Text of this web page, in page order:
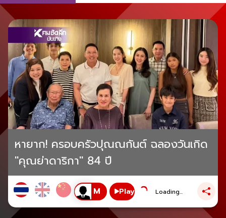
หายาก! ครอบครัวปุณณกันต์ ฉลองวันเกิด
"คุณย่าดาริกา" 84 ปี
Play Loading...